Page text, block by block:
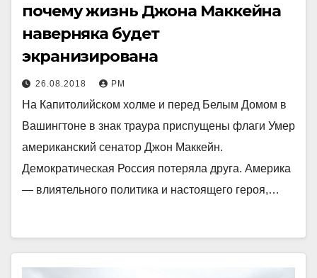
почему жизнь Джона Маккейна
наверняка будет
экранизирована
26.08.2018 РМ
На Капитолийском холме и перед Белым Домом в
Вашингтоне в знак траура приспущены флаги Умер
американский сенатор Джон Маккейн.
Демократическая Россия потеряла друга. Америка
— влиятельного политика и настоящего героя,…